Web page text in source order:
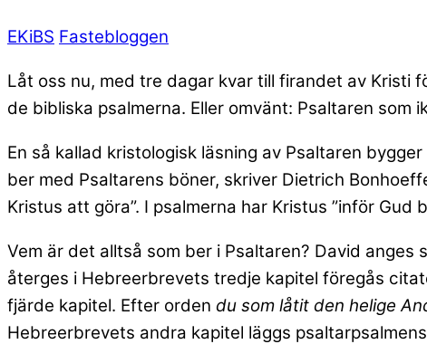
EKiBS Fastebloggen
Låt oss nu, med tre dagar kvar till firandet av Kristi
de bibliska psalmerna. Eller omvänt: Psaltaren
En så kallad kristologisk läsning av Psaltaren
ber med Psaltarens böner, skriver Dietrich
Kristus att göra”. I psalmerna har Kristus ”inför
Vem är det alltså som ber i Psaltaren? David
återges i Hebreerbrevets tredje kapitel föregås
fjärde kapitel. Efter orden du som låtit den helige
Hebreerbrevets andra kapitel läggs